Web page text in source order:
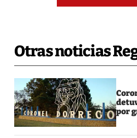
Otras noticias
por